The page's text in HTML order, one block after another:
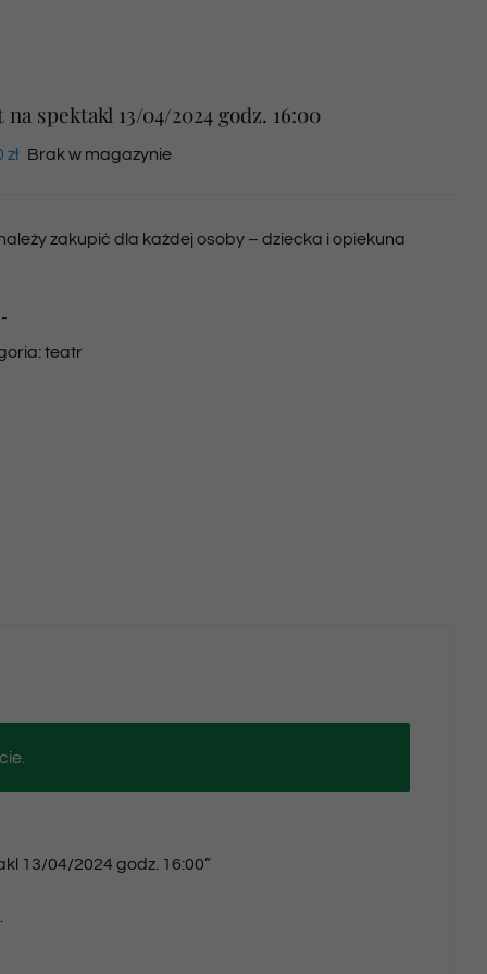
na spektakl 13/04/2024 godz. 16:00
zł Brak w magazynie
zakupić dla każdej osoby – dziecka i opiekuna
-
teatr
13/04/2024 godz. 16:00”